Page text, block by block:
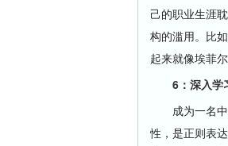
己的职业生涯
构的滥用。比
起来就像埃菲
6：深入学
成为一名中
性，是正则表